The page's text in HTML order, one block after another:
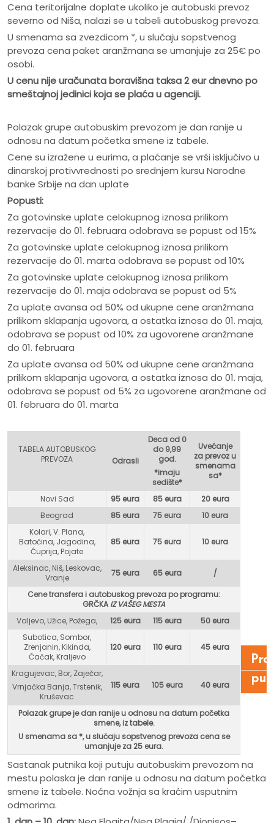
Cena teritorijalne doplate ukoliko je autobuski prevoz
severno od Niša, nalazi se u tabeli autobuskog prevoza.
U smenama sa zvezdicom *, u slučaju sopstvenog
prevoza cena paket aranžmana se umanjuje za 25€ po
osobi.
U cenu nije uračunata boravišna taksa 2 eur dnevno po
smeštajnoj jedinici koja se plaća u agenciji.
Polazak grupe autobuskim prevozom je dan ranije u
odnosu na datum početka smene iz tabele.
Cene su izražene u eurima, a plaćanje se vrši isključivo u
dinarskoj protivvrednosti po srednjem kursu Narodne
banke Srbije na dan uplate
Popusti:
Za gotovinske uplate celokupnog iznosa prilikom
rezervacije do 01. februara odobrava se popust od 15%
Za gotovinske uplate celokupnog iznosa prilikom
rezervacije do 01. marta odobrava se popust od 10%
Za gotovinske uplate celokupnog iznosa prilikom
rezervacije do 01. maja odobrava se popust od 5%
Za uplate avansa od 50% od ukupne cene aranžmana
prilikom sklapanja ugovora, a ostatka iznosa do 01. maja,
odobrava se popust od 10% za ugovorene aranžmane
do 01. februara
Za uplate avansa od 50% od ukupne cene aranžmana
prilikom sklapanja ugovora, a ostatka iznosa do 01. maja,
odobrava se popust od 5% za ugovorene aranžmane od
01. februara do 01. marta
TABELA AUTOBUSKOG
PREVOZA
Odrasli
Deca od 0
do 9,99
god.
*imaju
sedište*
Uvećanje
za prevoz u
smenama
sa*
Novi Sad 95 eura 85 eura
20 eura
Beograd
85 eura 75 eura
10 eura
Kolari, V. Plana,
Batočina, Jagodina,
Ćuprija, Pojate
85 eura 75 eura 10 eura
Aleksinac, Niš, Leskovac,
Vranje
75 eura 65 eura /
Cene transfera i autobuskog prevoza po programu:
GRČKA IZ VAŠEG MESTA
Valjevo, Užice, Požega,
125 eura 115 eura
50 eura
Subotica, Sombor,
Zrenjanin, Kikinda,
Čačak, Kraljevo
120 eura 110 eura 45 eura
Kragujevac, Bor, Zaječar,
Vrnjačka Banja, Trstenik,
Kruševac
115 eura 105 eura 40 eura
Polazak grupe je dan ranije u odnosu na datum početka
smene, iz tabele.
U smenama sa *, uslučaju sopstvenog prevoza cena se
umanjuje za 25 eura.
Sastanak putnika koji putuju autobuskim prevozom na
mestu polaska je dan ranije u odnosu na datum početka
smene iz tabele. Noćna vožnja sa kraćim usputnim
odmorima.